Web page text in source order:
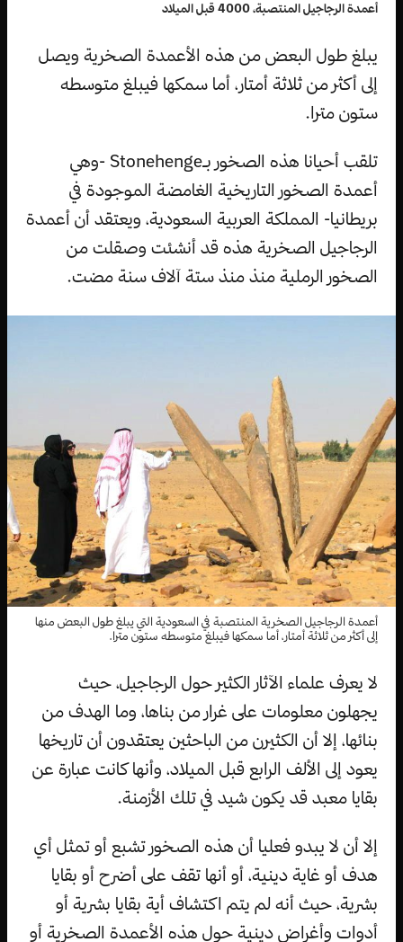
أعمدة الرجاجيل المنتصبة، 4000 قبل الميلاد
يبلغ طول البعض من هذه الأعمدة الصخرية ويصل
إلى أكثر من ثلاثة أمتار، أما سمكها فيبلغ متوسطه
ستون مترا.
تلقب أحيانا هذه الصخور بـStonehenge -وهي
أعمدة الصخور التاريخية الغامضة الموجودة في
بريطانيا- المملكة العربية السعودية، ويعتقد أن أعمدة
الرجاجيل الصخرية هذه قد أنشئت وصقلت من
الصخور الرملية منذ منذ ستة آلاف سنة مضت.
أعمدة الرجاجيل الصخرية المنتصبة في السعودية التي يبلغ طول البعض منها
إلى أكثر من ثلاثة أمتار، أما سمكها فيبلغ متوسطه ستون مترا.
لا يعرف علماء الآثار الكثير حول الرجاجيل، حيث
يجهلون معلومات على غرار من بناها، وما الهدف من
بنائها، إلا أن الكثيرن من الباحثين يعتقدون أن تاريخها
يعود إلى الألف الرابع قبل الميلاد، وأنها كانت عبارة عن
بقايا معبد قد يكون شيد في تلك الأزمنة.
إلا أن لا يبدو فعليا أن هذه الصخور تشبع أو تمثل أي
هدف أو غاية دينية، أو أنها تقف على أضرح أو بقايا
بشرية، حيث أنه لم يتم اكتشاف أية بقايا بشرية أو
أدوات وأغراض دينية حول هذه الأعمدة الصخرية أو